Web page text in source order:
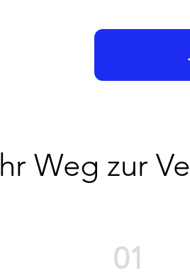
Weg zur
01